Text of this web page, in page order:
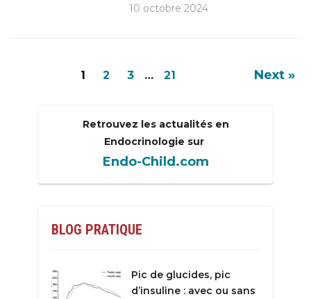
10 octobre 2024
1 2 3 … 21 Next »
Retrouvez les actualités en
Endocrinologie sur
Endo-Child.com
BLOG PRATIQUE
Pic de glucides, pic
d’insuline : avec ou sans